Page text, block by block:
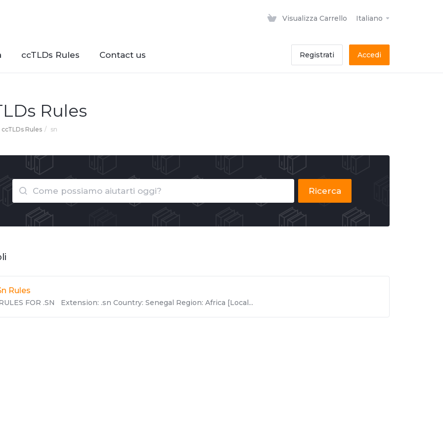
Visualizza Carrello Italiano
ccTLDs Rules Contact us Registrati Accedi
Rules
ccTLDs Rules sn
Ricerca
Rules
FOR .SN Extension: .sn Country: Senegal Region: Africa [Local...